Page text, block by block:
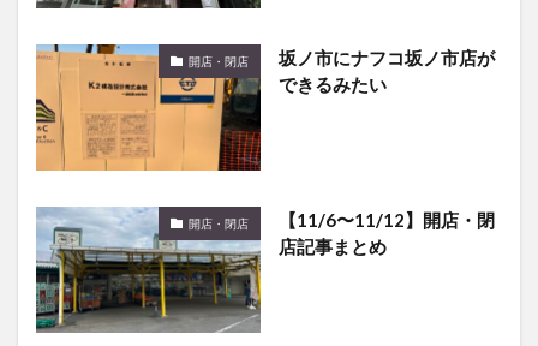
開店・閉店
坂ノ市にナフコ坂ノ市店が
できるみたい
開店・閉店
【11/6〜11/12】開店・閉
店記事まとめ